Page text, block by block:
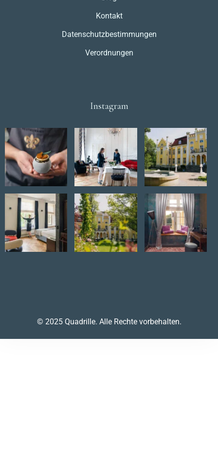
Kontakt
Datenschutzbestimmungen
Verordnungen
Instagram
© 2025 Quadrille. Alle Rechte vorbehalten.